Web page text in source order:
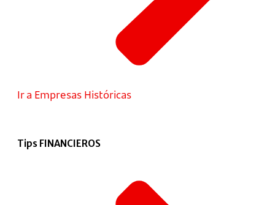
Ir a Empresas Históricas
Tips FINANCIEROS